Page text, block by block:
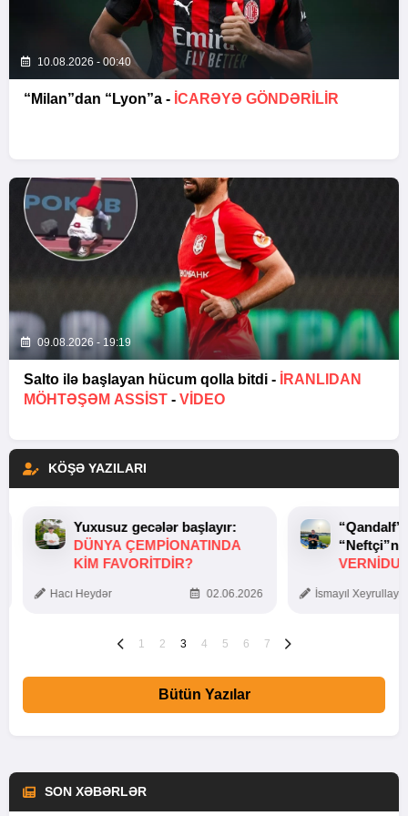
10.08.2026 - 00:40
“Milan”dan “Lyon”a - İCARƏYƏ GÖNDƏRİLİR
09.08.2026 - 19:19
Salto ilə başlayan hücum qolla bitdi -
İRANLIDAN
MÖHTƏŞƏM ASSIST - VİDEO
KÖŞƏ YAZILARI
Yuxusuz gecələr başlayır:
DÜNYA ÇEMPIONATINDA
KIM FAVORITDIR?
Hacı Heydər 02.06.2026 İsmayıl
1 2 3 4 5 6 7
Bütün Yazılar
SON XƏBƏRLƏR